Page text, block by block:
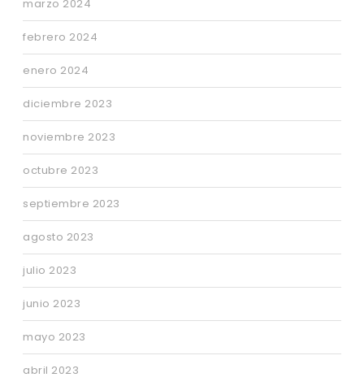
marzo 2024
febrero 2024
enero 2024
diciembre 2023
noviembre 2023
octubre 2023
septiembre 2023
agosto 2023
julio 2023
junio 2023
mayo 2023
abril 2023